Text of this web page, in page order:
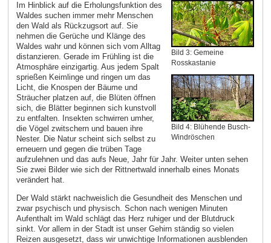
Bild 3: Gemeine
Rosskastanie
Bild 4: Blühende Busch-
Windröschen
Im Hinblick auf die Erholungsfunktion des
Waldes suchen immer mehr Menschen
den Wald als Rückzugsort auf. Sie
nehmen die Gerüche und Klänge des
Waldes wahr und können sich vom Alltag
distanzieren. Gerade im Frühling ist die
Atmosphäre einzigartig. Aus jedem Spalt
sprießen Keimlinge und ringen um das
Licht, die Knospen der Bäume und
Sträucher platzen auf, die Blüten öffnen
sich, die Blätter beginnen sich kunstvoll
zu entfalten. Insekten schwirren umher,
die Vögel zwitschern und bauen ihre
Nester. Die Natur scheint sich selbst zu
erneuern und gegen die trüben Tage
aufzulehnen und das aufs Neue, Jahr für Jahr. Weiter unten sehen
Sie zwei Bilder wie sich der Rittnertwald innerhalb eines Monats
verändert hat.
Der Wald stärkt nachweislich die Gesundheit des Menschen und
zwar psychisch und physisch. Schon nach wenigen Minuten
Aufenthalt im Wald schlägt das Herz ruhiger und der Blutdruck
sinkt. Vor allem in der Stadt ist unser Gehirn ständig so vielen
Reizen ausgesetzt, dass wir unwichtige Informationen ausblenden